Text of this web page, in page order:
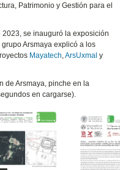
Patrimonio y Gestión para el
se inauguró la exposición
Arsmaya explicó a los
Mayatech,ArsUxmal y
de Arsmaya, pinche en la
en cargarse).